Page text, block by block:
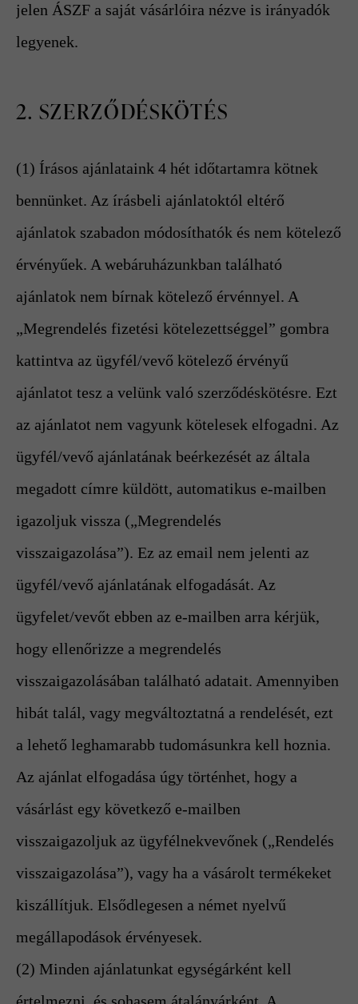
jelen ÁSZF a saját vásárlóira nézve is irányadók
legyenek.
2. SZERZŐDÉSKÖTÉS
(1) Írásos ajánlataink 4 hét időtartamra kötnek
bennünket. Az írásbeli ajánlatoktól eltérő
ajánlatok szabadon módosíthatók és nem kötelező
érvényűek. A webáruházunkban található
ajánlatok nem bírnak kötelező érvénnyel. A
„Megrendelés fizetési kötelezettséggel” gombra
kattintva az ügyfél/vevő kötelező érvényű
ajánlatot tesz a velünk való szerződéskötésre. Ezt
az ajánlatot nem vagyunk kötelesek elfogadni. Az
ügyfél/vevő ajánlatának beérkezését az általa
megadott címre küldött, automatikus e-mailben
igazoljuk vissza („Megrendelés
visszaigazolása”). Ez az email nem jelenti az
ügyfél/vevő ajánlatának elfogadását. Az
ügyfelet/vevőt ebben az e-mailben arra kérjük,
hogy ellenőrizze a megrendelés
visszaigazolásában található adatait. Amennyiben
hibát talál, vagy megváltoztatná a rendelését, ezt
a lehető leghamarabb tudomásunkra kell hoznia.
Az ajánlat elfogadása úgy történhet, hogy a
vásárlást egy következő e-mailben
visszaigazoljuk az ügyfélnekvevőnek („Rendelés
visszaigazolása”), vagy ha a vásárolt termékeket
kiszállítjuk. Elsődlegesen a német nyelvű
megállapodások érvényesek.
(2) Minden ajánlatunkat egységárként kell